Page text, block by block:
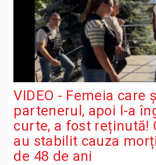
VIDEO - Femeia care
partenerul, apoi l-a
curte, a fost reținută!
au stabilit cauza
de 48 de ani